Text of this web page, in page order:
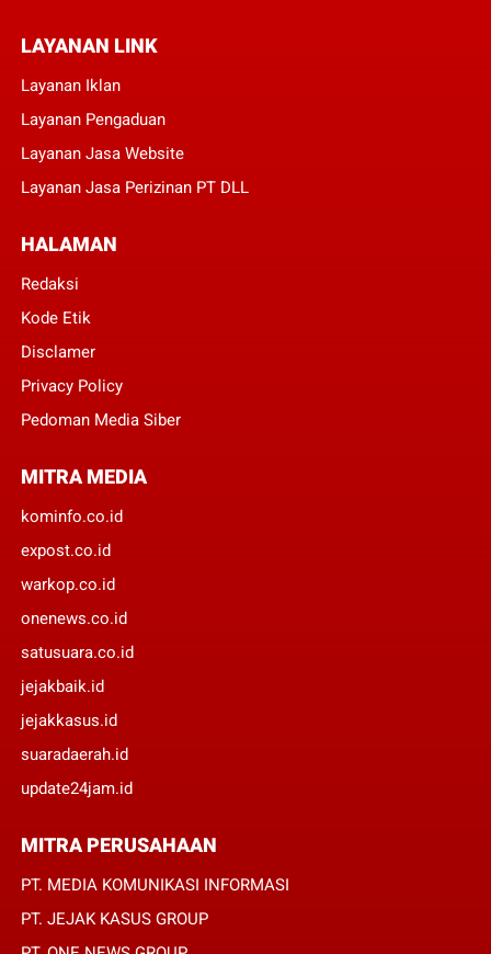
LAYANAN LINK
Layanan Iklan
Layanan Pengaduan
Layanan Jasa Website
Layanan Jasa Perizinan PT DLL
HALAMAN
Redaksi
Kode Etik
Disclamer
Privacy Policy
Pedoman Media Siber
MITRA MEDIA
kominfo.co.id
expost.co.id
warkop.co.id
onenews.co.id
satusuara.co.id
jejakbaik.id
jejakkasus.id
suaradaerah.id
update24jam.id
MITRA PERUSAHAAN
PT. MEDIA KOMUNIKASI INFORMASI
PT. JEJAK KASUS GROUP